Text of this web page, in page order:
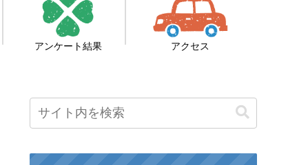
アンケート結果 アクセス